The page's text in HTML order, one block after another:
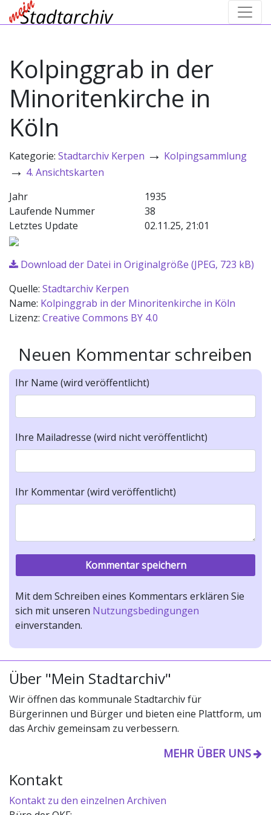
Kolpinggrab in der
Minoritenkirche in
Köln
Kategorie: Stadtarchiv Kerpen → Kolpingsammlung
→ 4. Ansichtskarten
Jahr
1935
Laufende Nummer
38
Letztes Update
02.11.25, 21:01
Download der Datei in Originalgröße (JPEG, 723 kB)
Quelle: Stadtarchiv Kerpen
Name: Kolpinggrab in der Minoritenkirche in Köln
Lizenz: Creative Commons BY 4.0
Neuen Kommentar schreiben
Ihr Name (wird veröffentlicht)
Ihre Mailadresse (wird nicht veröffentlicht)
Ihr Kommentar (wird veröffentlicht)
Mit dem Schreiben eines Kommentars erklären Sie
sich mit unseren Nutzungsbedingungen
einverstanden.
Über "Mein Stadtarchiv"
Wir öffnen das kommunale Stadtarchiv für
Bürgerinnen und Bürger und bieten eine Plattform, um
das Archiv gemeinsam zu verbessern.
MEHR ÜBER UNS
Kontakt
Kontakt zu den einzelnen Archiven